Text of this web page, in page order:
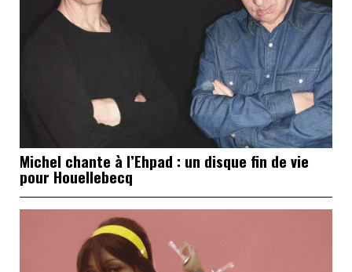
Michel chante à l’Ehpad : un disque fin de vie
pour Houellebecq